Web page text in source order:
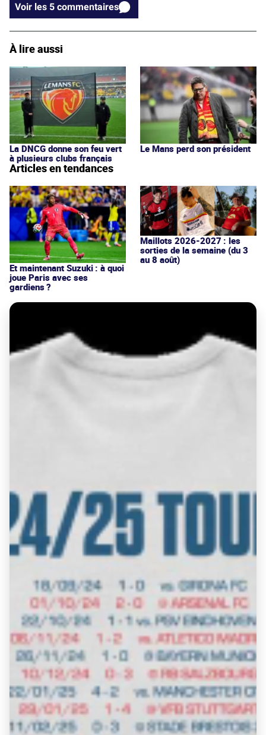
Voir les 5 commentaires
À lire aussi
La DNCG donne son feu vert
à plusieurs clubs français
Le Mans perd son président
Articles en tendances
Et maintenant Suzuki : à quoi
joue Paris avec ses
gardiens ?
Maillots 2026-2027 : les
sorties de la semaine (du 3
au 8 août)